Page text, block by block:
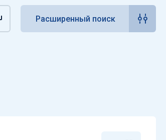
Расширенный поиск